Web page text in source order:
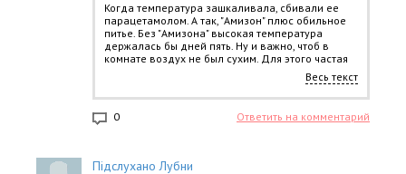
Когда температура зашкаливала, сбивали ее
парацетамолом. А так, "Амизон" плюс обильное
питье. Без "Амизона" высокая температура
держалась бы дней пять. Ну и важно, чтоб в
комнате воздух не был сухим. Для этого частая
влажная уборка и мокрое полотенце на батарее.
Зашла к мариупольским, болеет сын. Сами врачи,
ретранслирую, что дали по лечению. Идиотизм
вообще то, дистанционное лечение луганчан из
Мариуполя. А шо делать.
Весь текст
0 Ответить на комментарий
Підслухано Лубни